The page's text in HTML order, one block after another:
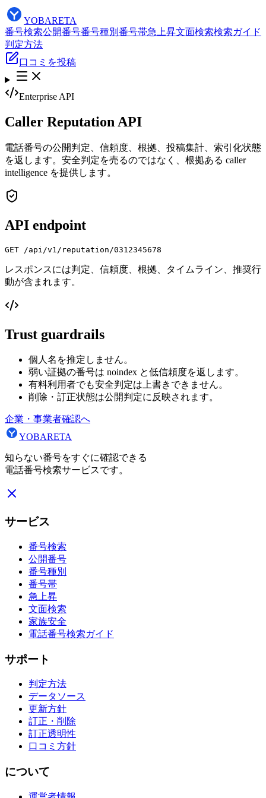
YOBARETA
番号検索公開番号番号種別 番号帯急上昇文面検索検索ガイド
判定方法
口コミを投稿
Enterprise API
Caller Reputation API
電話番号の公開判定、信頼度、根拠、投稿集計、索引化状態
を返します。安全判定を売るのではなく、根拠ある caller
intelligence を提供します。
API endpoint
GET /api/v1/reputation/0312345678
レスポンスには判定、信頼度、根拠、タイムライン、推奨行
動が含まれます。
Trust guardrails
個人名を推定しません。
弱い証拠の番号は noindex と低信頼度を返します。
有料利用者でも安全判定は上書きできません。
削除・訂正状態は公開判定に反映されます。
企業・事業者確認へ
YOBARETA
知らない番号をすぐに確認できる
電話番号検索サービスです。
サービス
番号検索
公開番号
番号種別
番号帯
急上昇
文面検索
家族安全
電話番号検索ガイド
サポート
判定方法
データソース
更新方針
訂正・削除
訂正透明性
口コミ方針
について